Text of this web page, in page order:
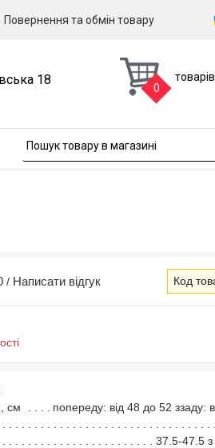
Повернення та обмін товару
18
0
/ Написати відгук Код
см
попереду: від 48 до 52 ззаду:
37.5-47.5